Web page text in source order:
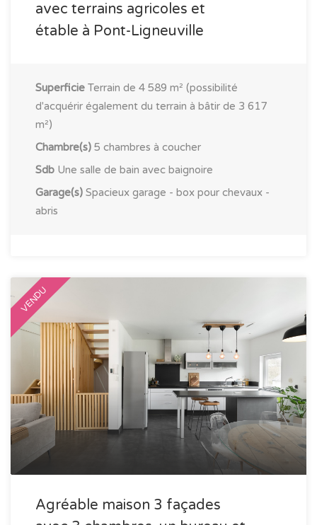
avec terrains agricoles et
étable à Pont-Ligneuville
Superficie Terrain de 4 589 m² (possibilité
d'acquérir également du terrain à bâtir de 3 617
m²)
Chambre(s) 5 chambres à coucher
Sdb Une salle de bain avec baignoire
Garage(s) Spacieux garage - box pour chevaux -
abris
VENDU
Agréable maison 3 façades